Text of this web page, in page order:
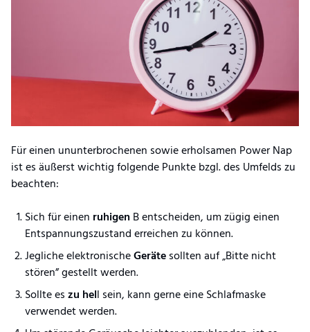
Für einen ununterbrochenen sowie erholsamen Power Nap
ist es äußerst wichtig folgende Punkte bzgl. des Umfelds zu
beachten:
Sich für einen ruhigen B entscheiden, um zügig einen
Entspannungszustand erreichen zu können.
Jegliche elektronischeGerätesollten auf „Bitte nicht
stören” gestellt werden.
Sollte eszu hell sein, kann gerne eine Schlafmaske
verwendet werden.